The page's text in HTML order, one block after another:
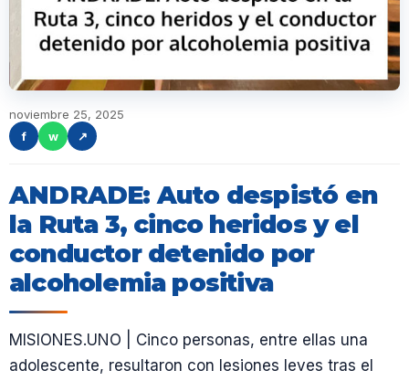
noviembre 25, 2025
f
w ↗
ANDRADE: Auto despistó en
la Ruta 3, cinco heridos y el
conductor detenido por
alcoholemia positiva
MISIONES.UNO | Cinco personas, entre ellas una
adolescente, resultaron con lesiones leves tras el